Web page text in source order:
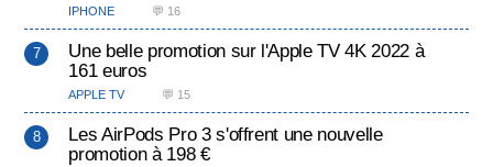
IPHONE 💬 16
Une belle promotion sur l'Apple TV 4K 2022 à
161 euros
APPLE TV 💬 15
Les AirPods Pro 3 s'offrent une nouvelle
promotion à 198 €